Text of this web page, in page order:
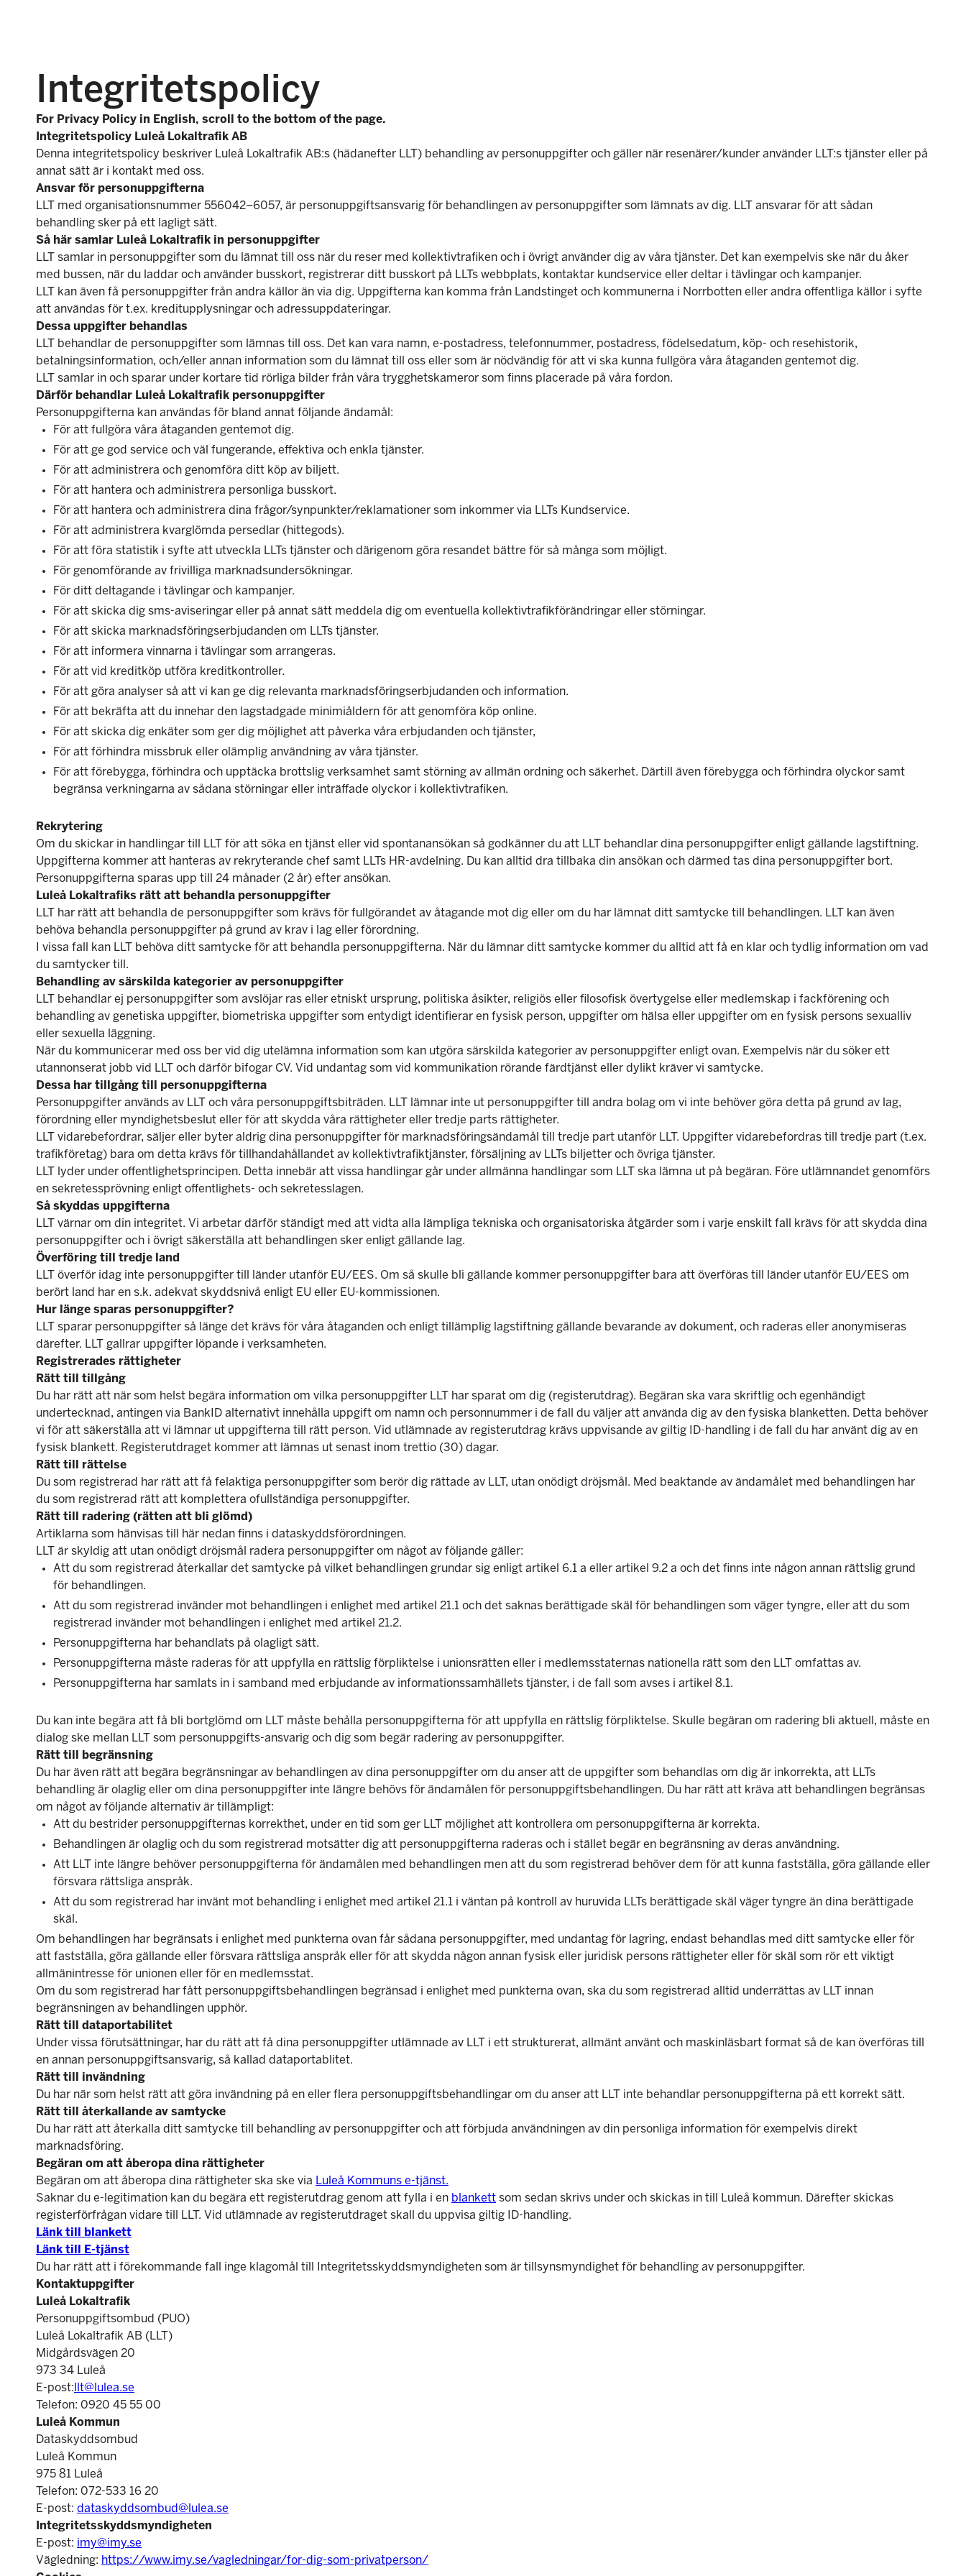
Integritetspolicy
For Privacy Policy in English, scroll to the bottom of the page.
Integritetspolicy Luleå Lokaltrafik AB
Denna integritetspolicy beskriver Luleå Lokaltrafik AB:s (hädanefter LLT) behandling av personuppgifter och gäller när resenärer/kunder använder LLT:s tjänster eller på
annat sätt är i kontakt med oss.
Ansvar för personuppgifterna
LLT med organisationsnummer 556042–6057, är personuppgiftsansvarig för behandlingen av personuppgifter som lämnats av dig. LLT ansvarar för att sådan
behandling sker på ett lagligt sätt.
Så här samlar Luleå Lokaltrafik in personuppgifter
LLT samlar in personuppgifter som du lämnat till oss när du reser med kollektivtrafiken och i övrigt använder dig av våra tjänster. Det kan exempelvis ske när du åker
med bussen, när du laddar och använder busskort, registrerar ditt busskort på LLTs webbplats, kontaktar kundservice eller deltar i tävlingar och kampanjer.
LLT kan även få personuppgifter från andra källor än via dig. Uppgifterna kan komma från Landstinget och kommunerna i Norrbotten eller andra offentliga källor i syfte
att användas för t.ex. kreditupplysningar och adressuppdateringar.
Dessa uppgifter behandlas
LLT behandlar de personuppgifter som lämnas till oss. Det kan vara namn, e-postadress, telefonnummer, postadress, födelsedatum, köp- och resehistorik,
betalningsinformation, och/eller annan information som du lämnat till oss eller som är nödvändig för att vi ska kunna fullgöra våra åtaganden gentemot dig.
LLT samlar in och sparar under kortare tid rörliga bilder från våra trygghetskameror som finns placerade på våra fordon.
Därför behandlar Luleå Lokaltrafik personuppgifter
Personuppgifterna kan användas för bland annat följande ändamål:
För att fullgöra våra åtaganden gentemot dig.
För att ge god service och väl fungerande, effektiva och enkla tjänster.
För att administrera och genomföra ditt köp av biljett.
För att hantera och administrera personliga busskort.
För att hantera och administrera dina frågor/synpunkter/reklamationer som inkommer via LLTs Kundservice.
För att administrera kvarglömda persedlar (hittegods).
För att föra statistik i syfte att utveckla LLTs tjänster och därigenom göra resandet bättre för så många som möjligt.
För genomförande av frivilliga marknadsundersökningar.
För ditt deltagande i tävlingar och kampanjer.
För att skicka dig sms-aviseringar eller på annat sätt meddela dig om eventuella kollektivtrafikförändringar eller störningar.
För att skicka marknadsföringserbjudanden om LLTs tjänster.
För att informera vinnarna i tävlingar som arrangeras.
För att vid kreditköp utföra kreditkontroller.
För att göra analyser så att vi kan ge dig relevanta marknadsföringserbjudanden och information.
För att bekräfta att du innehar den lagstadgade minimiåldern för att genomföra köp online.
För att skicka dig enkäter som ger dig möjlighet att påverka våra erbjudanden och tjänster,
För att förhindra missbruk eller olämplig användning av våra tjänster.
För att förebygga, förhindra och upptäcka brottslig verksamhet samt störning av allmän ordning och säkerhet. Därtill även förebygga och förhindra olyckor samt
begränsa verkningarna av sådana störningar eller inträffade olyckor i kollektivtrafiken.
Rekrytering
Om du skickar in handlingar till LLT för att söka en tjänst eller vid spontanansökan så godkänner du att LLT behandlar dina personuppgifter enligt gällande lagstiftning.
Uppgifterna kommer att hanteras av rekryterande chef samt LLTs HR-avdelning. Du kan alltid dra tillbaka din ansökan och därmed tas dina personuppgifter bort.
Personuppgifterna sparas upp till 24 månader (2 år) efter ansökan.
Luleå Lokaltrafiks rätt att behandla personuppgifter
LLT har rätt att behandla de personuppgifter som krävs för fullgörandet av åtagande mot dig eller om du har lämnat ditt samtycke till behandlingen. LLT kan även
behöva behandla personuppgifter på grund av krav i lag eller förordning.
I vissa fall kan LLT behöva ditt samtycke för att behandla personuppgifterna. När du lämnar ditt samtycke kommer du alltid att få en klar och tydlig information om vad
du samtycker till.
Behandling av särskilda kategorier av personuppgifter
LLT behandlar ej personuppgifter som avslöjar ras eller etniskt ursprung, politiska åsikter, religiös eller filosofisk övertygelse eller medlemskap i fackförening och
behandling av genetiska uppgifter, biometriska uppgifter som entydigt identifierar en fysisk person, uppgifter om hälsa eller uppgifter om en fysisk persons sexualliv
eller sexuella läggning.
När du kommunicerar med oss ber vid dig utelämna information som kan utgöra särskilda kategorier av personuppgifter enligt ovan. Exempelvis när du söker ett
utannonserat jobb vid LLT och därför bifogar CV. Vid undantag som vid kommunikation rörande färdtjänst eller dylikt kräver vi samtycke.
Dessa har tillgång till personuppgifterna
Personuppgifter används av LLT och våra personuppgiftsbiträden. LLT lämnar inte ut personuppgifter till andra bolag om vi inte behöver göra detta på grund av lag,
förordning eller myndighetsbeslut eller för att skydda våra rättigheter eller tredje parts rättigheter.
LLT vidarebefordrar, säljer eller byter aldrig dina personuppgifter för marknadsföringsändamål till tredje part utanför LLT. Uppgifter vidarebefordras till tredje part (t.ex.
trafikföretag) bara om detta krävs för tillhandahållandet av kollektivtrafiktjänster, försäljning av LLTs biljetter och övriga tjänster.
LLT lyder under offentlighetsprincipen. Detta innebär att vissa handlingar går under allmänna handlingar som LLT ska lämna ut på begäran. Före utlämnandet genomförs
en sekretessprövning enligt offentlighets- och sekretesslagen.
Så skyddas uppgifterna
LLT värnar om din integritet. Vi arbetar därför ständigt med att vidta alla lämpliga tekniska och organisatoriska åtgärder som i varje enskilt fall krävs för att skydda dina
personuppgifter och i övrigt säkerställa att behandlingen sker enligt gällande lag.
Överföring till tredje land
LLT överför idag inte personuppgifter till länder utanför EU/EES. Om så skulle bli gällande kommer personuppgifter bara att överföras till länder utanför EU/EES om
berört land har en s.k. adekvat skyddsnivå enligt EU eller EU-kommissionen.
Hur länge sparas personuppgifter?
LLT sparar personuppgifter så länge det krävs för våra åtaganden och enligt tillämplig lagstiftning gällande bevarande av dokument, och raderas eller anonymiseras
därefter. LLT gallrar uppgifter löpande i verksamheten.
Registrerades rättigheter
Rätt till tillgång
Du har rätt att när som helst begära information om vilka personuppgifter LLT har sparat om dig (registerutdrag). Begäran ska vara skriftlig och egenhändigt
undertecknad, antingen via BankID alternativt innehålla uppgift om namn och personnummer i de fall du väljer att använda dig av den fysiska blanketten. Detta behöver
vi för att säkerställa att vi lämnar ut uppgifterna till rätt person. Vid utlämnade av registerutdrag krävs uppvisande av giltig ID-handling i de fall du har använt dig av en
fysisk blankett. Registerutdraget kommer att lämnas ut senast inom trettio (30) dagar.
Rätt till rättelse
Du som registrerad har rätt att få felaktiga personuppgifter som berör dig rättade av LLT, utan onödigt dröjsmål. Med beaktande av ändamålet med behandlingen har
du som registrerad rätt att komplettera ofullständiga personuppgifter.
Rätt till radering (rätten att bli glömd)
Artiklarna som hänvisas till här nedan finns i dataskyddsförordningen.
LLT är skyldig att utan onödigt dröjsmål radera personuppgifter om något av följande gäller:
Att du som registrerad återkallar det samtycke på vilket behandlingen grundar sig enligt artikel 6.1 a eller artikel 9.2 a och det finns inte någon annan rättslig grund
för behandlingen.
Att du som registrerad invänder mot behandlingen i enlighet med artikel 21.1 och det saknas berättigade skäl för behandlingen som väger tyngre, eller att du som
registrerad invänder mot behandlingen i enlighet med artikel 21.2.
Personuppgifterna har behandlats på olagligt sätt.
Personuppgifterna måste raderas för att uppfylla en rättslig förpliktelse i unionsrätten eller i medlemsstaternas nationella rätt som den LLT omfattas av.
Personuppgifterna har samlats in i samband med erbjudande av informationssamhällets tjänster, i de fall som avses i artikel 8.1.
Du kan inte begära att få bli bortglömd om LLT måste behålla personuppgifterna för att uppfylla en rättslig förpliktelse. Skulle begäran om radering bli aktuell, måste en
dialog ske mellan LLT som personuppgifts-ansvarig och dig som begär radering av personuppgifter.
Rätt till begränsning
Du har även rätt att begära begränsningar av behandlingen av dina personuppgifter om du anser att de uppgifter som behandlas om dig är inkorrekta, att LLTs
behandling är olaglig eller om dina personuppgifter inte längre behövs för ändamålen för personuppgiftsbehandlingen. Du har rätt att kräva att behandlingen begränsas
om något av följande alternativ är tillämpligt:
Att du bestrider personuppgifternas korrekthet, under en tid som ger LLT möjlighet att kontrollera om personuppgifterna är korrekta.
Behandlingen är olaglig och du som registrerad motsätter dig att personuppgifterna raderas och i stället begär en begränsning av deras användning.
Att LLT inte längre behöver personuppgifterna för ändamålen med behandlingen men att du som registrerad behöver dem för att kunna fastställa, göra gällande eller
försvara rättsliga anspråk.
Att du som registrerad har invänt mot behandling i enlighet med artikel 21.1 i väntan på kontroll av huruvida LLTs berättigade skäl väger tyngre än dina berättigade
skäl.
Om behandlingen har begränsats i enlighet med punkterna ovan får sådana personuppgifter, med undantag för lagring, endast behandlas med ditt samtycke eller för
att fastställa, göra gällande eller försvara rättsliga anspråk eller för att skydda någon annan fysisk eller juridisk persons rättigheter eller för skäl som rör ett viktigt
allmänintresse för unionen eller för en medlemsstat.
Om du som registrerad har fått personuppgiftsbehandlingen begränsad i enlighet med punkterna ovan, ska du som registrerad alltid underrättas av LLT innan
begränsningen av behandlingen upphör.
Rätt till dataportabilitet
Under vissa förutsättningar, har du rätt att få dina personuppgifter utlämnade av LLT i ett strukturerat, allmänt använt och maskinläsbart format så de kan överföras till
en annan personuppgiftsansvarig, så kallad dataportablitet.
Rätt till invändning
Du har när som helst rätt att göra invändning på en eller flera personuppgiftsbehandlingar om du anser att LLT inte behandlar personuppgifterna på ett korrekt sätt.
Rätt till återkallande av samtycke
Du har rätt att återkalla ditt samtycke till behandling av personuppgifter och att förbjuda användningen av din personliga information för exempelvis direkt
marknadsföring.
Begäran om att åberopa dina rättigheter
Begäran om att åberopa dina rättigheter ska ske via Luleå Kommuns e-tjänst.
Saknar du e-legitimation kan du begära ett registerutdrag genom att fylla i en blankett som sedan skrivs under och skickas in till Luleå kommun. Därefter skickas
registerförfrågan vidare till LLT. Vid utlämnade av registerutdraget skall du uppvisa giltig ID-handling.
Länk till blankett
Länk till E-tjänst
Du har rätt att i förekommande fall inge klagomål till Integritetsskyddsmyndigheten som är tillsynsmyndighet för behandling av personuppgifter.
Kontaktuppgifter
Luleå Lokaltrafik
Personuppgiftsombud (PUO)
Luleå Lokaltrafik AB (LLT)
Midgårdsvägen 20
973 34 Luleå
E-post: llt@lulea.se
Telefon: 0920 45 55 00
Luleå Kommun
Dataskyddsombud
Luleå Kommun
975 81 Luleå
Telefon: 072-533 16 20
E-post: dataskyddsombud@lulea.se
Integritetsskyddsmyndigheten
E-post: imy@imy.se
Vägledning: https://www.imy.se/vagledningar/for-dig-som-privatperson/